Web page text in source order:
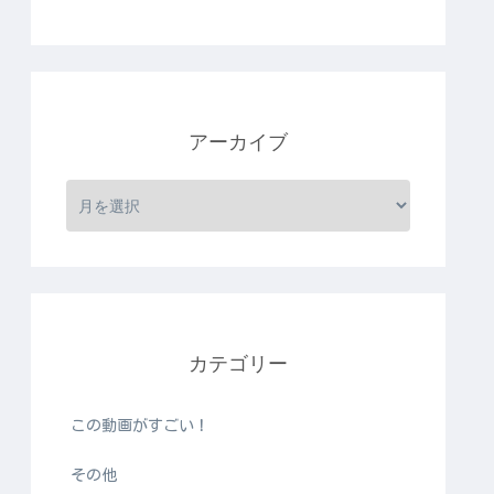
アーカイブ
カテゴリー
この動画がすごい！
その他